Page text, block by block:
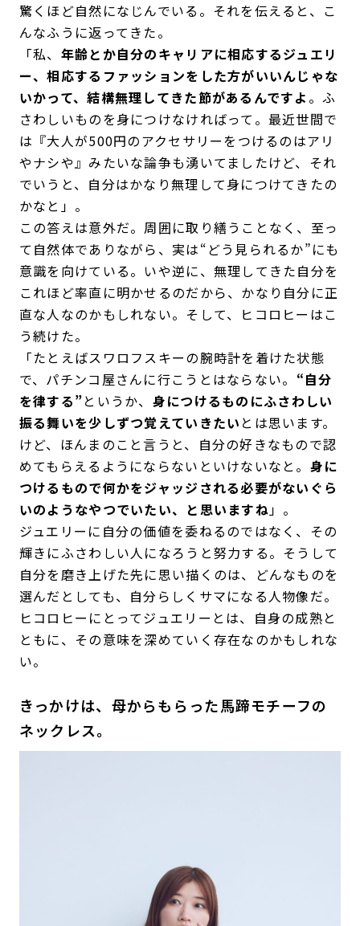
驚くほど自然になじんでいる。それを伝えると、こ
んなふうに返ってきた。
「私、 年齢とか自分のキャリアに相応するジュエリ
ー、相応するファッションをした方がいいんじゃな
いかって、結構無理してきた節があるんですよ 。ふ
さわしいものを身につけなければって。最近世間で
は『大人が500円のアクセサリーをつけるのはアリ
やナシや』みたいな論争も湧いてましたけど、それ
でいうと、自分はかなり無理して身につけてきたの
かなと」。
この答えは意外だ。周囲に取り繕うことなく、至っ
て自然体でありながら、実は“どう見られるか”にも
意識を向けている。いや逆に、無理してきた自分を
これほど率直に明かせるのだから、かなり自分に正
直な人なのかもしれない。そして、ヒコロヒーはこ
う続けた。
「たとえばスワロフスキーの腕時計を着けた状態
で、パチンコ屋さんに行こうとはならない。 “自分
を律する”というか、 身につけるものにふさわしい
振る舞いを少しずつ覚えていきたい とは思います。
けど、ほんまのこと言うと、自分の好きなもので認
めてもらえるようにならないといけないなと。 身に
つけるもので何かをジャッジされる必要がないぐら
いのようなやつでいたい、と思いますね」。
ジュエリーに自分の価値を委ねるのではなく、その
輝きにふさわしい人になろうと努力する。そうして
自分を磨き上げた先に思い描くのは、どんなものを
選んだとしても、自分らしくサマになる人物像だ。
ヒコロヒーにとってジュエリーとは、自身の成熟と
ともに、その意味を深めていく存在なのかもしれな
い。
きっかけは、母からもらった馬蹄モチーフの
ネックレス。